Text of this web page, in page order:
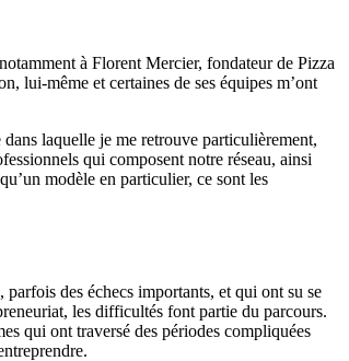
à Florent Mercier, fondateur de Pizza
lui-même et certaines de ses équipes m’ont
laquelle je me retrouve particulièrement,
qui composent notre réseau, ainsi
modèle en particulier, ce sont les
des échecs importants, et qui ont su se
les difficultés font partie du parcours.
qui ont traversé des périodes compliquées